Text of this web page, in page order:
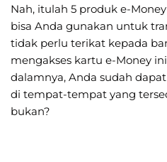
Nah, itulah 5 produk e-
bisa Anda gunakan untuk
tidak perlu terikat kepada
mengakses kartu e-Money
dalamnya, Anda sudah
di tempat-tempat yang
bukan?